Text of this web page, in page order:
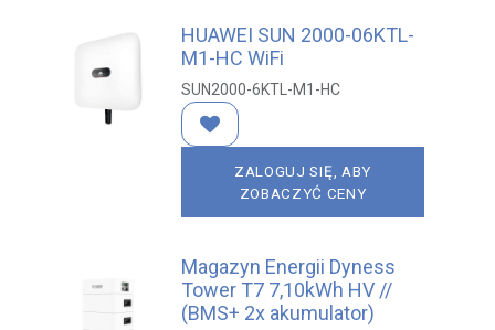
HUAWEI SUN 2000-06KTL-
M1-HC WiFi
SUN2000-6KTL-M1-HC
ZALOGUJ SIĘ, ABY
ZOBACZYĆ CENY
Magazyn Energii Dyness
Tower T7 7,10kWh HV //
(BMS+ 2x akumulator)